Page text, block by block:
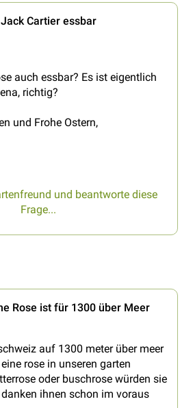
Cartier essbar
auch essbar? Es ist eigentlich
richtig?
und Frohe Ostern,
und beantworte diese
Frage...
Rose ist für 1300 über Meer
auf 1300 meter über meer
rose in unseren garten
oder buschrose würden sie
ihnen schon im voraus